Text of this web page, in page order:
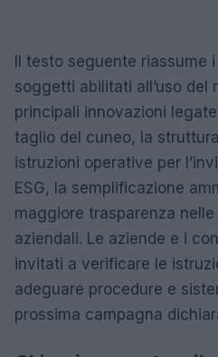
Il testo seguente riassume
soggetti abilitati all’uso del
principali innovazioni
taglio del cuneo, la
istruzioni operative per
ESG, la semplificazione
maggiore trasparenza
aziendali. Le aziende e i
invitati a verificare le
adeguare procedure e
prossima campagna